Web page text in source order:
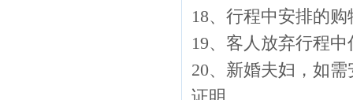
18、行程中安排的
19、客人放弃行程
20、新婚夫妇，如